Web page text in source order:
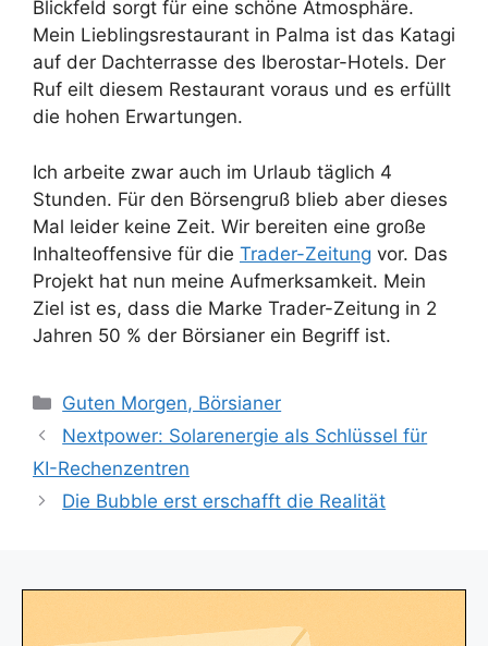
Blickfeld sorgt für eine schöne Atmosphäre.
Mein Lieblingsrestaurant in Palma ist das Katagi
auf der Dachterrasse des Iberostar-Hotels. Der
Ruf eilt diesem Restaurant voraus und es erfüllt
die hohen Erwartungen.
Ich arbeite zwar auch im Urlaub täglich 4
Stunden. Für den Börsengruß blieb aber dieses
Mal leider keine Zeit. Wir bereiten eine große
Inhalteoffensive für die Trader-Zeitung vor. Das
Projekt hat nun meine Aufmerksamkeit. Mein
Ziel ist es, dass die Marke Trader-Zeitung in 2
Jahren 50 % der Börsianer ein Begriff ist.
Kategorien
Guten Morgen, Börsianer
Nextpower: Solarenergie als Schlüssel für
KI-Rechenzentren
Die Bubble erst erschafft die Realität